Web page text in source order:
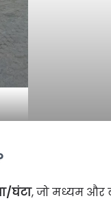
घंटा, जो मध्यम और